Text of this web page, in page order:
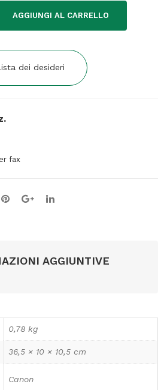
AGGIUNGI AL CARRELLO
dei desideri
fax
AGGIUNTIVE
0,78 kg
36,5 × 10 × 10,5 cm
Canon